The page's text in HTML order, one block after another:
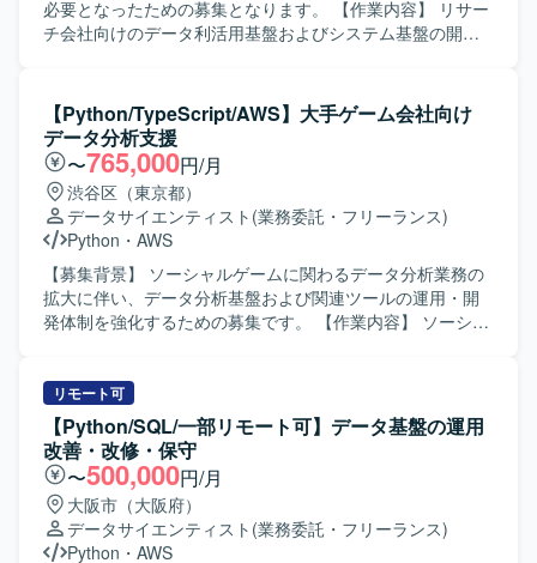
方が望ましいです。 【ポジションの魅力】 大手HR事業の
データ分析・活用プロジェクトに参画し、クラウドDWHや
データのハンドリングやワークフロー構築を通じて、デー
タエンジニアとしての専門性を高めることができるポジシ
ョンです。 【開発環境】 インフラはAzureをメインに、
AWSやGoogle Cloudを利用しております。データベースと
してAzure Databricks、Amazon Redshift、BigQueryを使用
し、ワークフローにはAirflowおよびdbtを採用しておりま
す。コミュニケーションにはOutlook、Teams、Slack、
Backlogを利用しております。
必要となったための募集となります。 【作業内容】 リサー
チ会社向けのデータ利活用基盤およびシステム基盤の開
各種ログデータを抽出・クレンジング・集計していただき
ます。 集計したデータをサービスとして提供するWEBアプ
リケーションの開発・保守・運用を担当していただきま
す。 【求める人物像】 ログデータや大量データの取り扱い
に興味を持ち、主体的に学習しながら業務に取り組んでい
ただける方を求めています。 チームメンバーと協調しなが
らコミュニケーションを取り、自ら課題を発見し解決に向
けて動ける方を歓迎いたします。 【ポジションの魅力】 多
様なログデータを用いたデータ利活用基盤の開発に携わる
ことで、データ解析やデータ基盤構築のスキルを高めてい
リングの経験を幅広く積むことができます。 【開発環境】
PythonおよびSQLを用いたデータ処理・解析環境と、各種
DWH製品やBIツールを組み合わせたデータ利活用基盤が想
定されています。
【Python/TypeScript/AWS】大手ゲーム会社向け
データ分析支援
〜765,000円/月
渋谷区（東京都）
データサイエンティスト (業務委託・フリーランス)
Python ・ AWS
【募集背景】 ソーシャルゲームに関わるデータ分析業務の
拡大に伴い、データ分析基盤および関連ツールの運用・開
発体制を強化するための募集です。 【作業内容】 ソーシャ
ツールの開発を行っていただきます。 また、データ分析に
関するお問い合わせ対応やトラブルシューティングなども
幅広くご対応いただきます。 【求める人物像】 データ分析
業務や周辺システムの運用・開発に主体的に取り組める方
を求めています。 関係者とコミュニケーションを取りなが
ら課題を整理し、自ら手を動かして改善を進めていける方
が望ましいです。 【ポジションの魅力】 ソーシャルゲーム
リモート可
【Python/SQL/一部リモート可】データ基盤の運用
改善・改修・保守
〜500,000円/月
大阪市（大阪府）
データサイエンティスト (業務委託・フリーランス)
Python ・ AWS